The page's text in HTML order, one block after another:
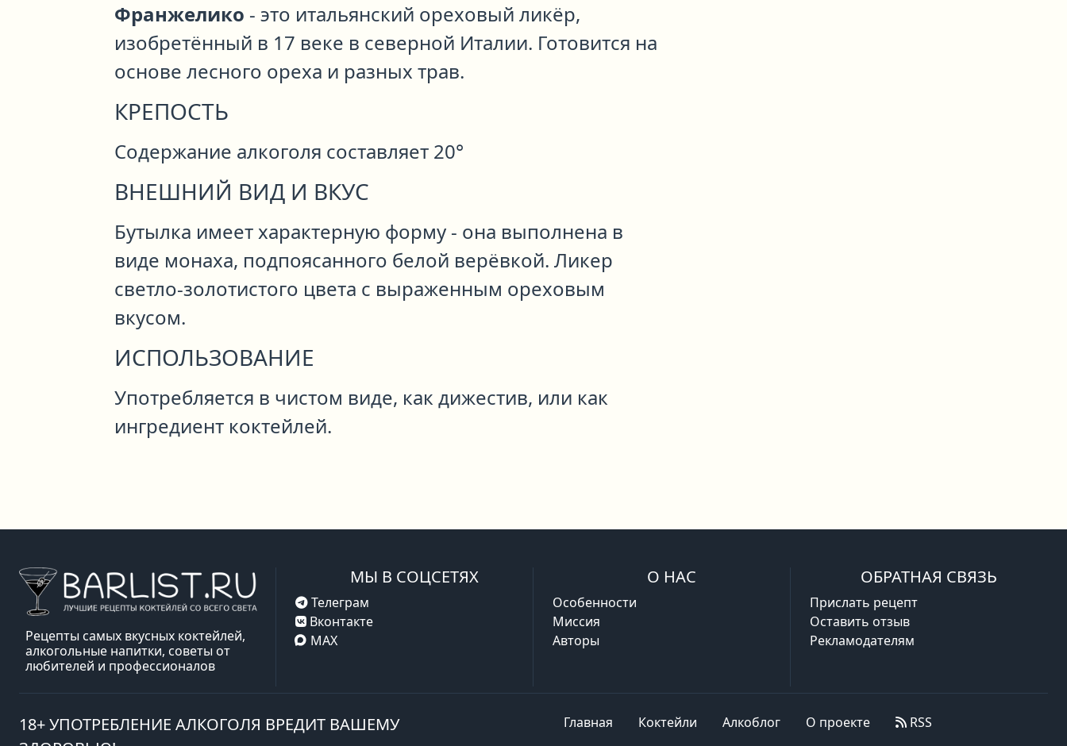
Франжелико - это итальянский ореховый ликёр,
изобретённый в 17 веке в северной Италии. Готовится на
основе лесного ореха и разных трав.
КРЕПОСТЬ
Содержание алкоголя составляет 20°
ВНЕШНИЙ ВИД И ВКУС
Бутылка имеет характерную форму - она выполнена в
виде монаха, подпоясанного белой верёвкой. Ликер
светло-золотистого цвета с выраженным ореховым
вкусом.
ИСПОЛЬЗОВАНИЕ
Употребляется в чистом виде, как дижестив, или как
ингредиент коктейлей.
Рецепты самых вкусных коктейлей,
алкогольные напитки, советы от
любителей и профессионалов
МЫ В СОЦСЕТЯХ
Телеграм
Вконтакте
MAX
О НАС
Особенности
Миссия
Авторы
ОБРАТНАЯ СВЯЗЬ
Прислать рецепт
Оставить отзыв
Рекламодателям
18+ УПОТРЕБЛЕНИЕ АЛКОГОЛЯ ВРЕДИТ ВАШЕМУ
Главная Коктейли Алкоблог О проекте RSS